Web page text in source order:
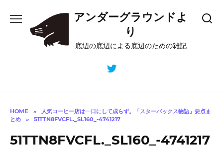
content
アンダーグラウンドよ
り
底辺の底辺による底辺のための雑記
HOME »
人気コーヒー店は一日にして成らず。「スターバックス物語」要点ま
とめ
» 51TTN8FVCFL._SL160_-4741217
51TTN8FVCFL._SL160_-4741217